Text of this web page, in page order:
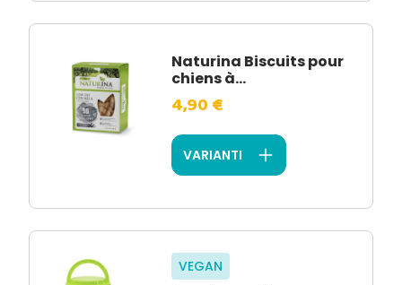
Naturina Biscuits pour
chiens à...
4,90 €
VARIANTI
VEGAN